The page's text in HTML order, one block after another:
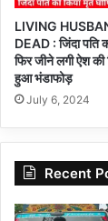
LIVING
DEAD : जिंदा पति
फिर जीने लगी ऐश
हुआ भंडाफोड़
July 6, 2024
Recent